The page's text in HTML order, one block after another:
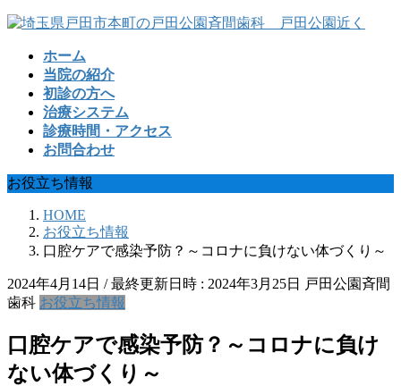
コ
ッ
プ
ナ
移
動
ホーム
当院の紹介
初診の方へ
治療システム
診療時間・アクセス
お問合わせ
お役立ち情報
HOME
お役立ち情報
口腔ケアで感染予防？～コロナに負けない体づくり～
2024年4月14日 / 最終更新日時 : 2024年3月25日
戸田公園斉間
歯科 お役立ち情報
口腔ケアで感染予防？～コロナに負け
ない体づくり～